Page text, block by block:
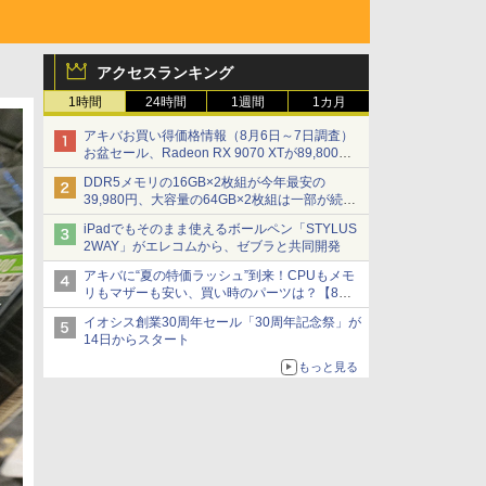
アクセスランキング
1時間 24時間 1週間 1カ月
アキバお買い得価格情報（8月6日～7日調査）
お盆セール、Radeon RX 9070 XTが89,800
円、水平周波数24.8kHz対応の17型モニターが
9,801円、暑さ指数連動セール ほか
DDR5メモリの16GB×2枚組が今年最安の
39,980円、大容量の64GB×2枚組は一部が続騰
[8月前半のメモリ価格]
iPadでもそのまま使えるボールペン「STYLUS
2WAY」がエレコムから、ゼブラと共同開発
アキバに“夏の特価ラッシュ”到来！CPUもメモ
リもマザーも安い、買い時のパーツは？【8月7
日(金)22時配信】
イオシス創業30周年セール「30周年記念祭」が
14日からスタート
もっと見る